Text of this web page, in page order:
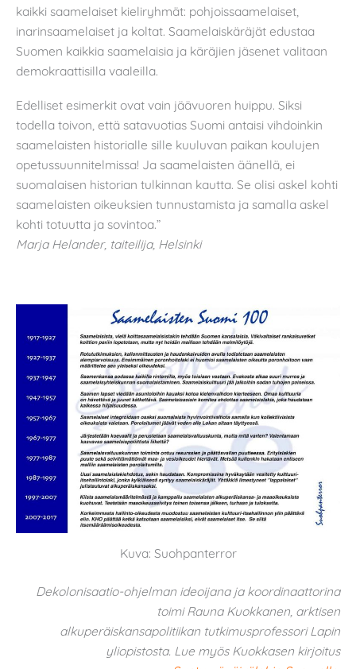
kaikki saamelaiset kieliryhmät: pohjoissaamelaiset,
inarinsaamelaiset ja koltat. Saamelaiskäräjät edustaa
Suomen kaikkia saamelaisia ja käräjien jäsenet valitaan
demokraattisilla vaaleilla.
Edelliset esimerkit ovat vain jäävuoren huippu. Siksi
todella toivon, että satavuotias Suomi antaisi vihdoinkin
saamelaisten historialle sille kuuluvan paikan koulujen
opetussuunnitelmissa! Ja saamelaisten äänellä, ei
suomalaisen historian tulkinnan kautta. Se olisi askel kohti
saamelaisten oikeuksien tunnustamista ja samalla askel
kohti totuutta ja sovintoa.”
Marja Helander, taiteilija, Helsinki
Kuva: Suohpanterror
Dekolonisaatio-ohjelman ideoijana ja koordinaattorina
toimi Rauna Kuokkanen, arktisen
alkuperäiskansapolitiikan tutkimusprofessori Lapin
yliopistosta. Lue myös Kuokkasen kirjoitus